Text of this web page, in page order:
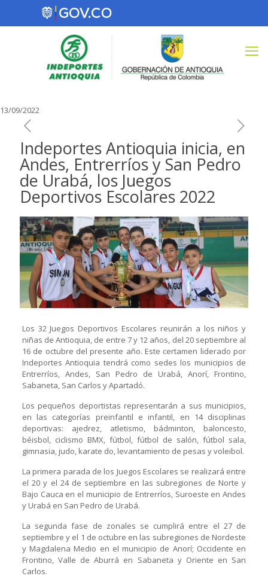
13/09/2022
Indeportes Antioquia inicia, en
Andes, Entrerríos y San Pedro
de Urabá, los Juegos
Deportivos Escolares 2022
Los 32 Juegos Deportivos Escolares reunirán a los niños y
niñas de Antioquia, de entre 7 y 12 años, del 20 septiembre al
16 de octubre del presente año. Este certamen liderado por
Indeportes Antioquia tendrá como sedes los municipios de
Entrerríos, Andes, San Pedro de Urabá, Anorí, Frontino,
Sabaneta, San Carlos y Apartadó.
Los pequeños deportistas representarán a sus municipios,
en las categorías preinfantil e infantil, en 14 disciplinas
deportivas: ajedrez, atletismo, bádminton, baloncesto,
béisbol, ciclismo BMX, fútbol, fútbol de salón, fútbol sala,
gimnasia, judo, karate do, levantamiento de pesas y voleibol.
La primera parada de los Juegos Escolares se realizará entre
el 20 y el 24 de septiembre en las subregiones de Norte y
Bajo Cauca en el municipio de Entrerríos, Suroeste en Andes
y Urabá en San Pedro de Urabá.
La segunda fase de zonales se cumplirá entre el 27 de
septiembre y el 1 de octubre en las subregiones de Nordeste
y Magdalena Medio en el municipio de Anorí; Occidente en
Frontino, Valle de Aburrá en Sabaneta y Oriente en San
Carlos.